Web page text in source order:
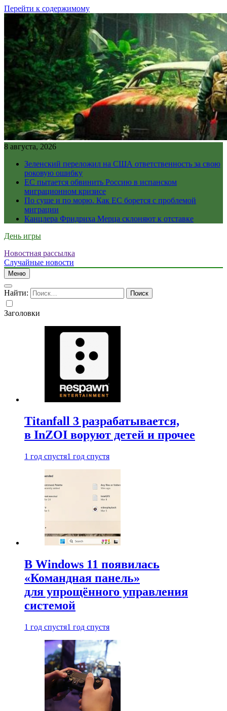
Перейти к содержимому
8 августа, 2026
Зеленский переложил на США ответственность за свою
роковую ошибку
ЕС пытается обвинить Россию в испанском
миграционном кризисе
По суше и по морю. Как ЕС борется с проблемой
миграции
Канцлера Фридриха Мерца склоняют к отставке
День игры
Новостная рассылка
Случайные новости
Меню
Найти:
Заголовки
Titanfall 3 разрабатывается,
в InZOI воруют детей и прочее
1 год спустя1 год спустя
В Windows 11 появилась
«Командная панель»
для упрощённого управления
системой
1 год спустя1 год спустя